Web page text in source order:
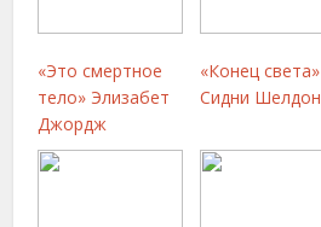
«Это смертное
тело» Элизабет
Джордж
«Конец света»
Сидни Шелдон